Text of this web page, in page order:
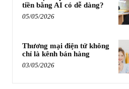
tiền bằng AI có dễ dàng?
05/05/2026
Thương mại điện tử không
chỉ là kênh bán hàng
03/05/2026